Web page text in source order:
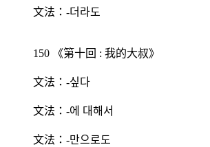
文法：-더라도
150 《第十回 : 我的大叔》
文法：-싶다
文法：-에 대해서
文法：-만으로도